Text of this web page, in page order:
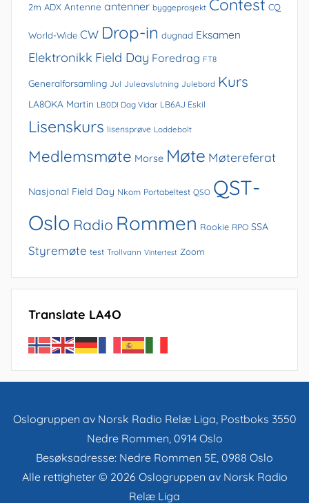
2m ADX Antenne antenner byggeprosjekt Contest CQ
World-Wide CW Drop-in dugnad Eksamen
Elektronikk Field Day Foredrag FT8
Generalforsamling Jul Juleavslutning Julebord Kurs
LA8OKA Martin LB0DI Dag Vidar LB6AJ Eskil
Lisenskurs lisensprøve Loddebolt
Medlemsmøte Morse Møte Møtereferat
Nasjonal Field Day Nkom Portabeltest QSO QST-
Oslo Radio Rommen Rookie RPO SSA
Styremøte test Trollvann Vintertest Zoom
Translate LA4O
Oslogruppen av Norsk Radio Relæ Liga, Postboks 3550
Nedre Rommen, 0914 Oslo
Besøksadresse: Nedre Rommen 5E, 0988 Oslo
Alle rettigheter © 2026 Oslogruppen av Norsk Radio
Relæ Liga